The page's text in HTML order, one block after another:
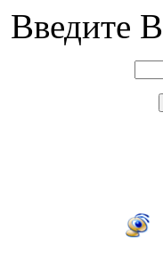
Введите